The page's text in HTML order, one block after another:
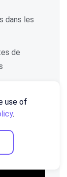
dans les
de
use of
.